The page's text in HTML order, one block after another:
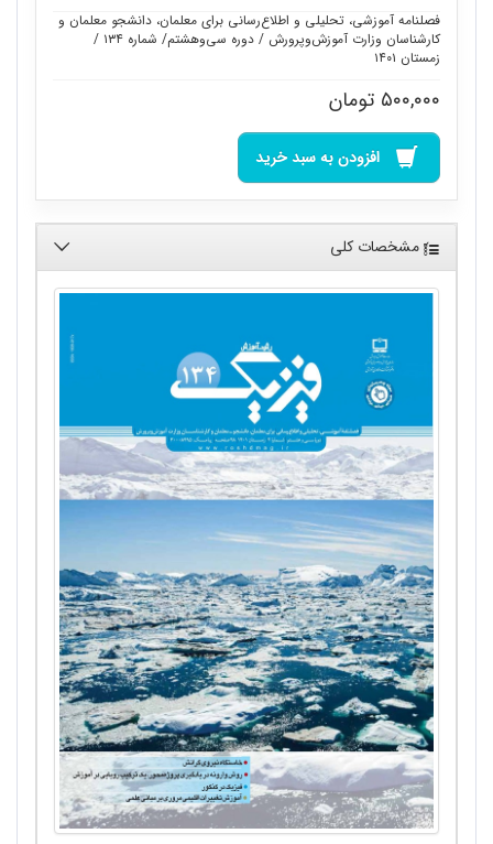
فصلنامه آموزشی، تحلیلی و اطلاع‌رسانی برای معلمان، دانشجو معلمان و
کارشناسان وزارت آموزش‌وپرورش / دوره سی‌وهشتم/ شماره ۱۳۴ /
زمستان ۱۴۰۱
۵۰۰,۰۰۰ تومان
افزودن به سبد خرید
مشخصات کلی